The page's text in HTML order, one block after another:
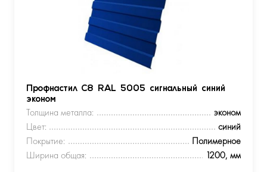
Профнастил С8 RAL 5005 сигнальный синий
эконом
Толщина металла:
эконом
Цвет:
синий
Покрытие:
Полимерное
Ширина общая:
1200, мм